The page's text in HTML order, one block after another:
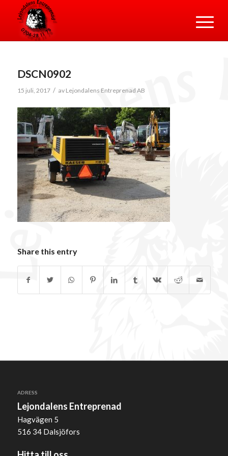
DSCN0902
15 juli, 2017 / av Lejondalens Entreprenad AB
Share this entry
ADRESS
Lejondalens Entreprenad
Hagvägen 5
516 34 Dalsjöfors